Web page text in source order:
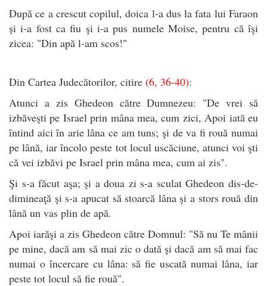
După ce a crescut copilul, doica l-a dus la fata lui Faraon
şi i-a fost ca fiu şi i-a pus numele Moise, pentru că îşi
zicea: "Din apă l-am scos!"
Din Cartea Judecătorilor, citire (6, 36-40):
Atunci a zis Ghedeon către Dumnezeu: "De vrei să
izbăveşti pe Israel prin mâna mea, cum zici, Apoi iată eu
întind aici în arie lâna ce am tuns; şi de va fi rouă numai
pe lână, iar încolo peste tot locul uscăciune, atunci voi şti
că vei izbăvi pe Israel prin mâna mea, cum ai zis".
Şi s-a făcut aşa; şi a doua zi s-a sculat Ghedeon dis-de-
dimineaţă şi s-a apucat să stoarcă lâna şi a stors rouă din
lână un vas plin de apă.
Apoi iarăşi a zis Ghedeon către Domnul: "Să nu Te mânii
pe mine, dacă am să mai zic o dată şi dacă am să mai fac
numai o încercare cu lâna: să fie uscată numai lâna, iar
peste tot locul să fie rouă".